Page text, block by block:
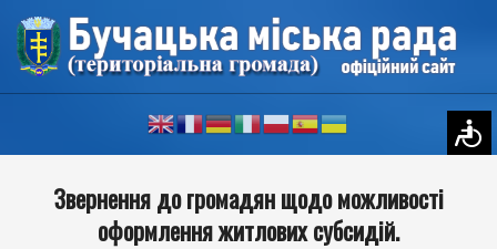
Skip
content
NavigationЗвернення до громадян щодо можливості
оформлення житлових субсидій.